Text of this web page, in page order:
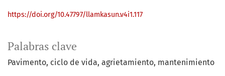
Palabras clave
Pavimento ciclo de vida agrietamiento mantenimiento
https://doi.org/10.47797/llamkasun.v4i1.117